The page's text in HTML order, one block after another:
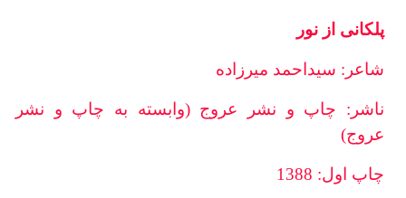
پلکانی از نور
شاعر: سیداحمد میرزاده
ناشر: چاپ و نشر عروج (وابسته به چاپ و نشر
عروج)
چاپ اول: 1388